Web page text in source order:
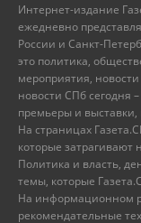
Интернет-издание
ежедневно
России и Санкт-
это политика,
мероприятия,
новости СПб сегодня
премьеры и выставки,
На страницах
которые затрагивают
Политика и власть,
темы, которые
На информационном
рекомендательные